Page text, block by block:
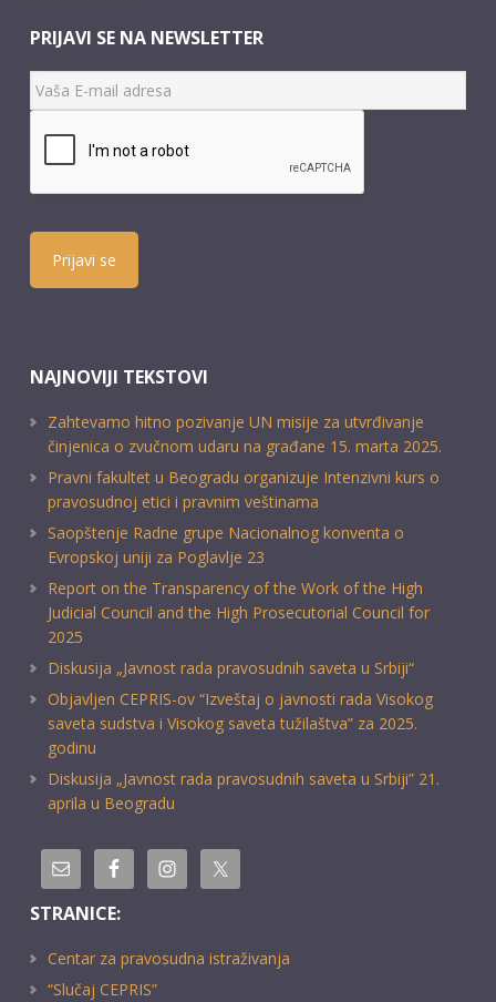
PRIJAVI SE NA NEWSLETTER
Prijavi se
NAJNOVIJI TEKSTOVI
Zahtevamo hitno pozivanje UN misije za utvrđivanje
činjenica o zvučnom udaru na građane 15. marta 2025.
Pravni fakultet u Beogradu organizuje Intenzivni kurs o
pravosudnoj etici i pravnim veštinama
Saopštenje Radne grupe Nacionalnog konventa o
Evropskoj uniji za Poglavlje 23
Report on the Transparency of the Work of the High
Judicial Council and the High Prosecutorial Council for
2025
Diskusija „Javnost rada pravosudnih saveta u Srbiji“
Objavljen CEPRIS-ov “Izveštaj o javnosti rada Visokog
saveta sudstva i Visokog saveta tužilaštva” za 2025.
godinu
Diskusija „Javnost rada pravosudnih saveta u Srbiji” 21.
aprila u Beogradu
STRANICE:
Centar za pravosudna istraživanja
“Slučaj CEPRIS”